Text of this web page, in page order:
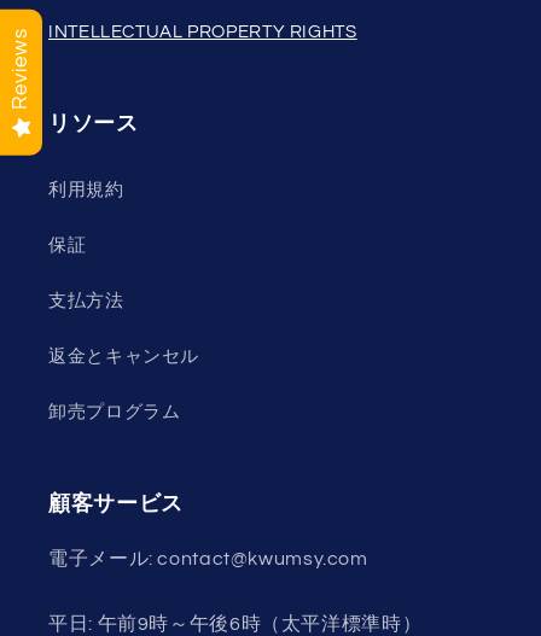
INTELLECTUAL PROPERTY RIGHTS
リソース
利用規約
保証
支払方法
返金とキャンセル
卸売プログラム
顧客サービス
電子メール: contact@kwumsy.com
平日: 午前9時～午後6時（太平洋標準時）
Reviews